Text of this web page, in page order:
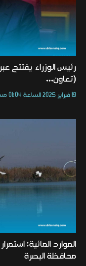
(تعاون...
19 فبراير 2025 الساعة 01:04 مساءً
الموارد المائية:
محافظة البصرة